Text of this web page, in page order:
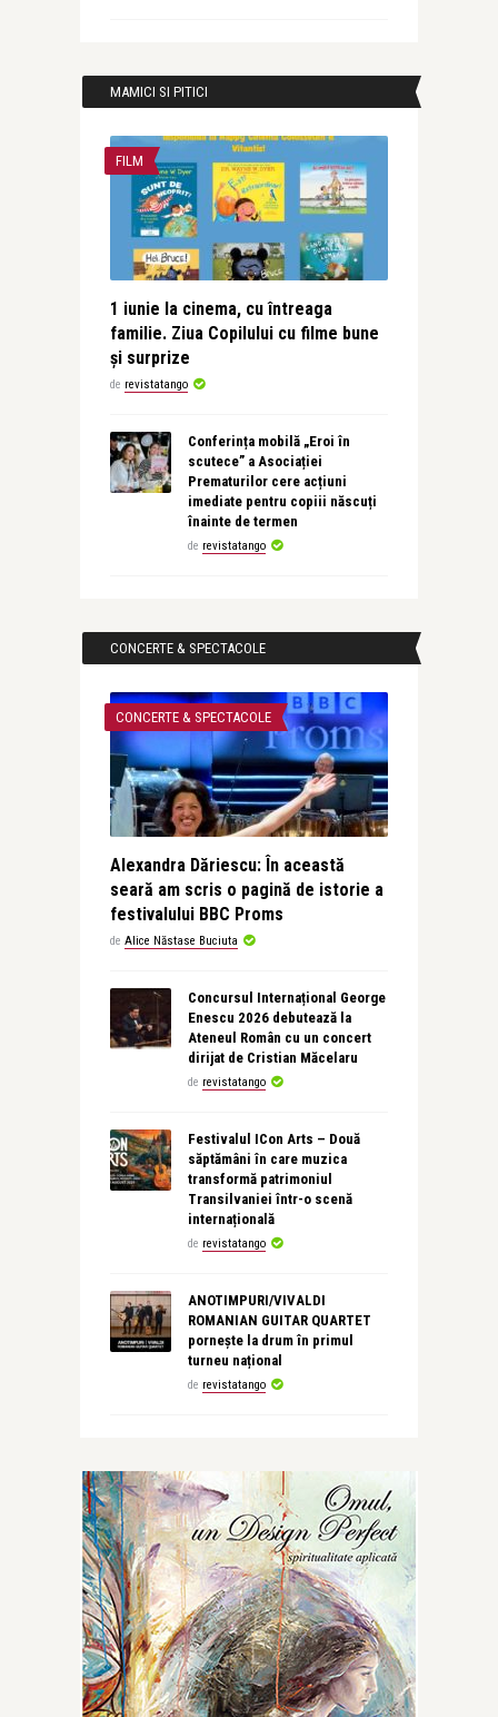
MAMICI SI PITICI
FILM
1 iunie la cinema, cu întreaga
familie. Ziua Copilului cu filme bune
și surprize
de revistatango
Conferința mobilă „Eroi în
scutece” a Asociației
Prematurilor cere acțiuni
imediate pentru copiii născuți
înainte de termen
de revistatango
CONCERTE & SPECTACOLE
CONCERTE & SPECTACOLE
Alexandra Dăriescu: În această
seară am scris o pagină de istorie a
festivalului BBC Proms
de Alice Năstase Buciuta
Concursul Internațional George
Enescu 2026 debutează la
Ateneul Român cu un concert
dirijat de Cristian Măcelaru
de revistatango
Festivalul ICon Arts – Două
săptămâni în care muzica
transformă patrimoniul
Transilvaniei într-o scenă
internațională
de revistatango
ANOTIMPURI/VIVALDI
ROMANIAN GUITAR QUARTET
pornește la drum în primul
turneu național
de revistatango